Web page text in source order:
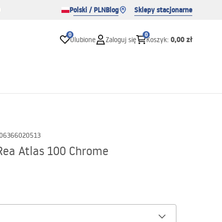
Polski / PLNBlog Sklepy stacjonarne
0
Ulubione Zaloguj się
0
Koszyk: 0,00 zł
Atlas 100 Chrome